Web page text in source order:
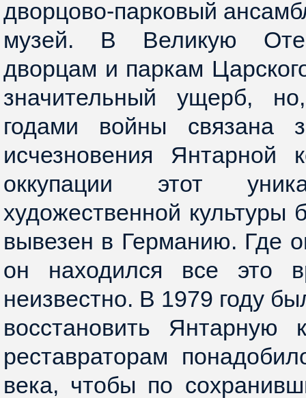
дворцово-парковый
музей. В Великую
дворцам и паркам
значительный ущерб,
годами войны связана
исчезновения Янтарной
оккупации этот
художественной культуры
вывезен в Германию. Где
он находился все это
неизвестно. В 1979 году
восстановить Янтарную
реставраторам
века, чтобы по